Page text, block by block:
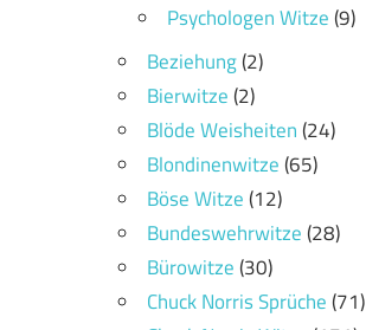
Psychologen Witze(9)
Beziehung(2)
Bierwitze(2)
Blöde Weisheiten(24)
Blondinenwitze(65)
Böse Witze(12)
Bundeswehrwitze(28)
Bürowitze(30)
Chuck Norris Sprüche(71)